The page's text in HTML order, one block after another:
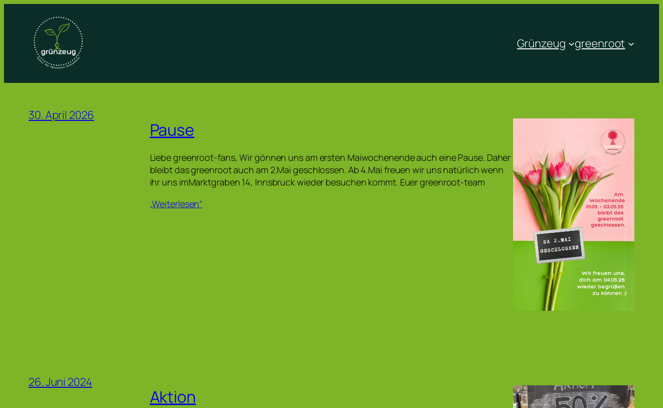
springen
Grünzeug greenroot
30. April 2026
Pause
Liebe greenroot-fans, Wir gönnen uns am ersten Maiwochenende auch eine Pause. Daher
bleibt das greenroot auch am 2.Mai geschlossen. Ab 4.Mai freuen wir uns natürlich wenn
ihr uns imMarktgraben 14, Innsbruck wieder besuchen kommt. Euer greenroot-team
„Weiterlesen“
26. Juni 2024
Aktion